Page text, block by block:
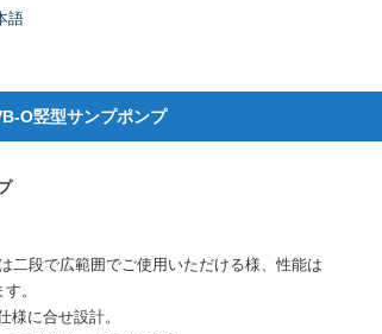
語
O竪型サンプポンプ
二段で広範囲でご使用いただける様、性能は
。
様に合せ設計。